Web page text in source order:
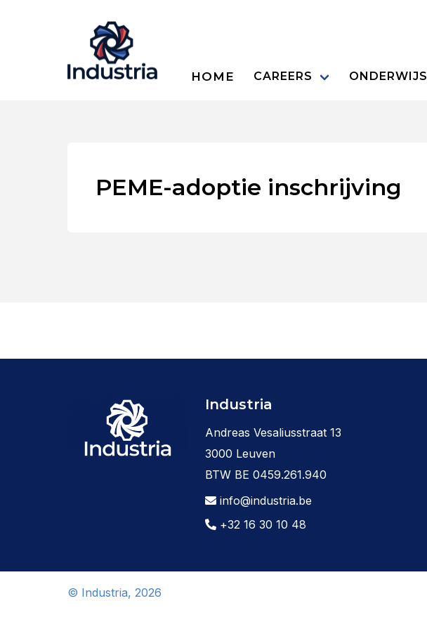
HOME CAREERS ONDERWIJS
PEME-adoptie inschrijving
Industria
Andreas Vesaliusstraat 13
3000 Leuven
BTW BE 0459.261.940
info@industria.be
+32 16 30 10 48
© Industria, 2026